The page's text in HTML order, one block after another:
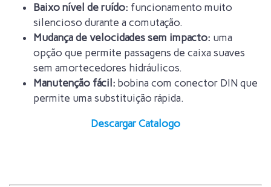
Baixo nível de ruído: funcionamento muito
silencioso durante a comutação.
Mudança de velocidades sem impacto: uma
opção que permite passagens de caixa suaves
sem amortecedores hidráulicos.
Manutenção fácil: bobina com conector DIN que
permite uma substituição rápida.
Descargar Catalogo